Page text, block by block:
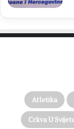
Atletika
Crkva U